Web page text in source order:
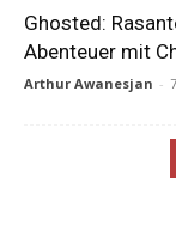
Ghosted:
Abenteuer mit
Arthur Awanesjan -